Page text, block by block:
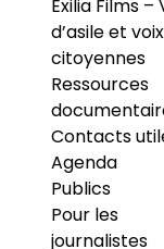
Exilia Films –
d’asile et voix
citoyennes
Ressources
Contacts
Agenda
Publics
Pour les
journalistes